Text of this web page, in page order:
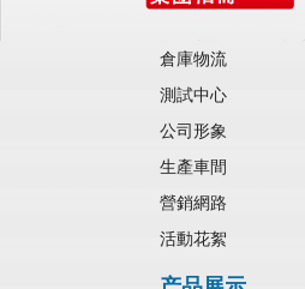
倉庫物流
測試中心
公司形象
生產車間
營銷網路
活動花絮